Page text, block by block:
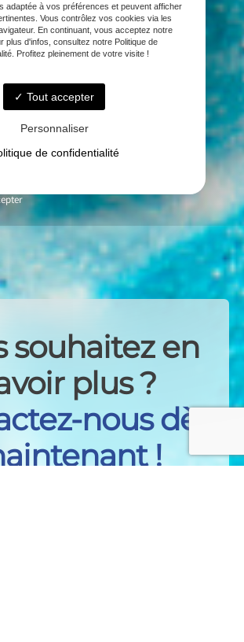
souhaitez en
plus ?
nous dès
!
adaptée à vos préférences et peuvent afficher
Vous contrôlez vos cookies via les
En continuant, vous acceptez notre
plus d'infos, consultez notre Politique de
Profitez pleinement de votre visite !
Tout accepter
Personnaliser
de confidentialité